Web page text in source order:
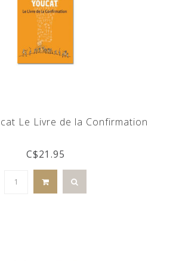
Le Livre de la Confirmation
C$21.95